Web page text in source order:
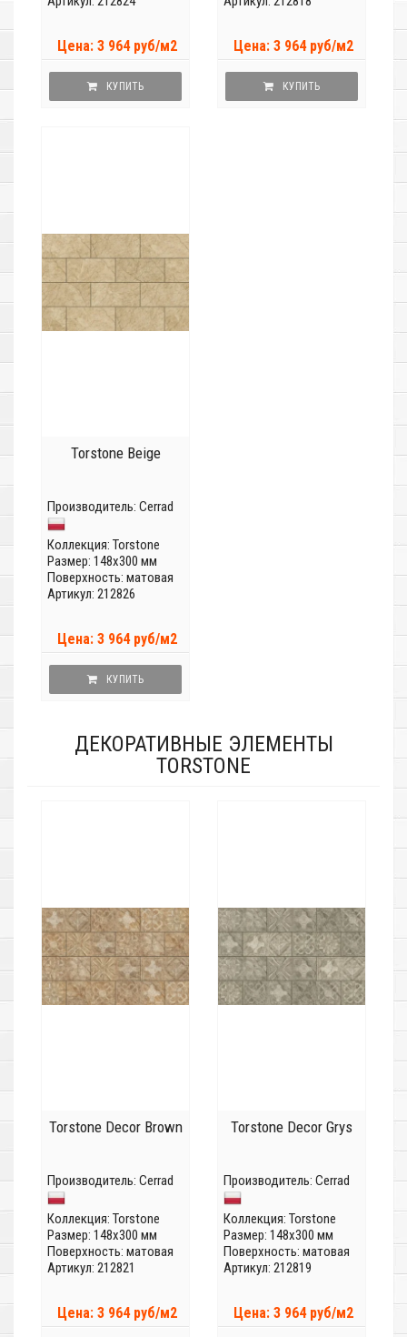
Цена: 3 964 руб/м2
КУПИТЬ
Цена: 3 964 руб/м2
КУПИТЬ
Torstone Beige
Производитель: Cerrad
Коллекция: Torstone
Размер: 148x300 мм
Поверхность: матовая
Артикул: 212826
Цена: 3 964 руб/м2
КУПИТЬ
ДЕКОРАТИВНЫЕ ЭЛЕМЕНТЫ
TORSTONE
Torstone Decor Brown
Производитель: Cerrad
Коллекция: Torstone
Размер: 148x300 мм
Поверхность: матовая
Артикул: 212821
Цена: 3 964 руб/м2
Torstone Decor Grys
Производитель: Cerrad
Коллекция: Torstone
Размер: 148x300 мм
Поверхность: матовая
Артикул: 212819
Цена: 3 964 руб/м2